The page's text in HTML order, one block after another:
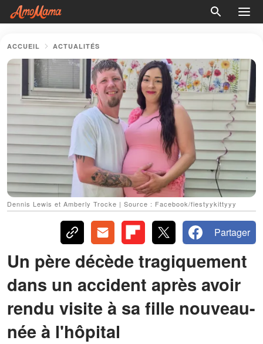
ACCUEIL ACTUALITÉS
Dennis Lewis et Amberly Trocke | Source : Facebook/fiestyykittyyy
Partager
Un père décède tragiquement
dans un accident après avoir
rendu visite à sa fille nouveau-
née à l'hôpital